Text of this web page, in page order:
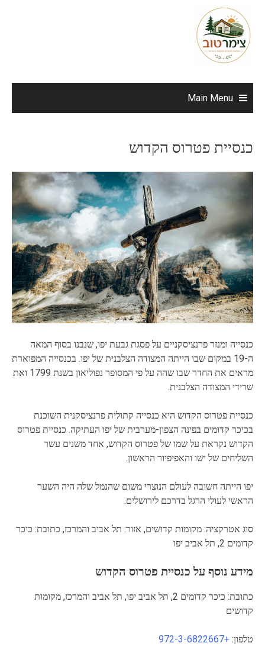
content
Main Menu
כנסיית פטרוס הקדוש
כנסייה ומנזר פרנציסקניים על פסגת גבעת יפו, שנבנו בסוף המאה
ה-19 במקום שבו הייתה המצודה הצלבנית של יפו. בכנסייה המפוארת
מראים את החדר שבו שהה על פי המסופר נפוליאון בשנת 1799 ואת
שרידי המצודה הצלבנית.
כנסיית פטרוס הקדוש היא כנסייה קתולית פרנציסקנית השוכנת
בכיכר קדומים בפינה הצפון-מערבית של יפו העתיקה. כנסיית פטרוס
הקדוש נקראת על שמו של פטרוס הקדוש, אחד משנים עשר
השליחים של ישו והאפיפיור הראשון.
יפו הייתה חשובה לעולם הנוצרי משום שהנמל שלה היה השער
הראשי לעולי הרגל בדרכם לירושלים.
סוג אטרקציה: מקומות קדושים, אזור: תל אביב והמרכז, כתובת: כיכר
קדומים 2, תל אביב יפו
מידע נוסף על כנסיית פטרוס הקדוש
כתובת: כיכר קדומים 2, תל אביב יפו, תל אביב והמרכז, מקומות
קדושים
טלפון: +972-3-6822667